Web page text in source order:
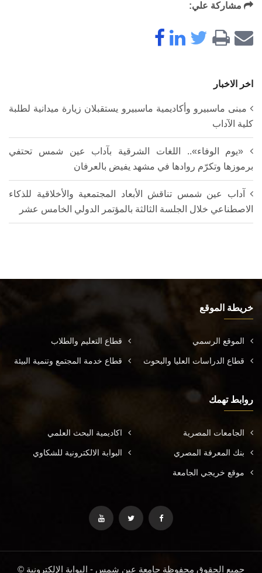
مشاركة علي:
اخر الاخبار
مبنى ماسبيرو وأكاديمية ماسبيرو يستقبلان زيارة ميدانية لطلبة
كلية الآداب
«يوم الوفاء».. اللغات الشرقية بآداب عين شمس تحتفي
برموزها وتكرّم روادها في مشهد يفيض بالعرفان
آداب عين شمس تناقش الأبعاد المجتمعية والأخلاقية للذكاء
الاصطناعي خلال الجلسة الثالثة بالمؤتمر الدولي الخامس عشر
خريطة الموقع
الموقع الرسمي قطاع التعليم والطلاب
قطاع الدراسات العليا والبحوث قطاع خدمة المجتمع وتنمية البيئة
روابط تهمك
الجامعات المصرية اكاديمية البحث العلمي
بنك المعرفة المصري البوابة الالكترونية للشكاوي
موقع خريجي الجامعة
جميع الحقوق محفوظة جامعة عين شمس - البوابة الإلكترونية ©